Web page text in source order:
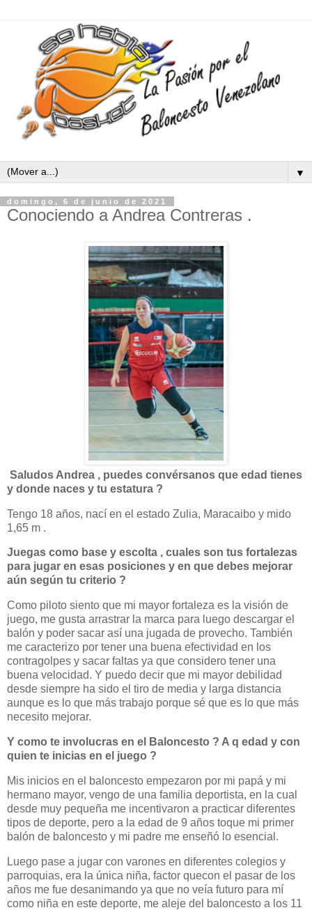
▼
domingo, 6 de junio de 2021
Conociendo a Andrea Contreras .
Saludos Andrea , puedes convérsanos que edad tienes
y donde naces y tu estatura ?
Tengo 18 años, nací en el estado Zulia, Maracaibo y mido
1,65 m .
Juegas como base y escolta , cuales son tus fortalezas
para jugar en esas posiciones y en que debes mejorar
aún según tu criterio ?
Como piloto siento que mi mayor fortaleza es la visión de
juego, me gusta arrastrar la marca para luego descargar el
balón y poder sacar así una jugada de provecho. También
me caracterizo por tener una buena efectividad en los
contragolpes y sacar faltas ya que considero tener una
buena velocidad. Y puedo decir que mi mayor debilidad
desde siempre ha sido el tiro de media y larga distancia
aunque es lo que más trabajo porque sé que es lo que más
necesito mejorar.
Y como te involucras en el Baloncesto ? A q edad y con
quien te inicias en el juego ?
Mis inicios en el baloncesto empezaron por mi papá y mi
hermano mayor, vengo de una familia deportista, en la cual
desde muy pequeña me incentivaron a practicar diferentes
tipos de deporte, pero a la edad de 9 años toque mi primer
balón de baloncesto y mi padre me enseñó lo esencial.
Luego pase a jugar con varones en diferentes colegios y
parroquias, era la única niña, factor quecon el pasar de los
años me fue desanimando ya que no veía futuro para mí
como niña en este deporte, me aleje del baloncesto a los 11